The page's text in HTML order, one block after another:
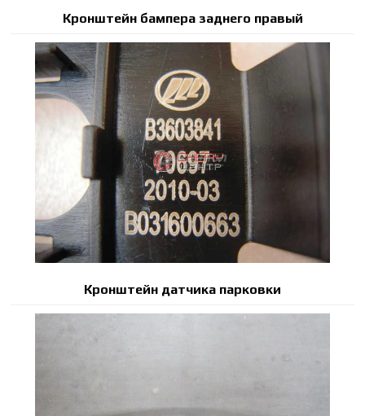
Кронштейн бампера заднего правый
Кронштейн датчика парковки